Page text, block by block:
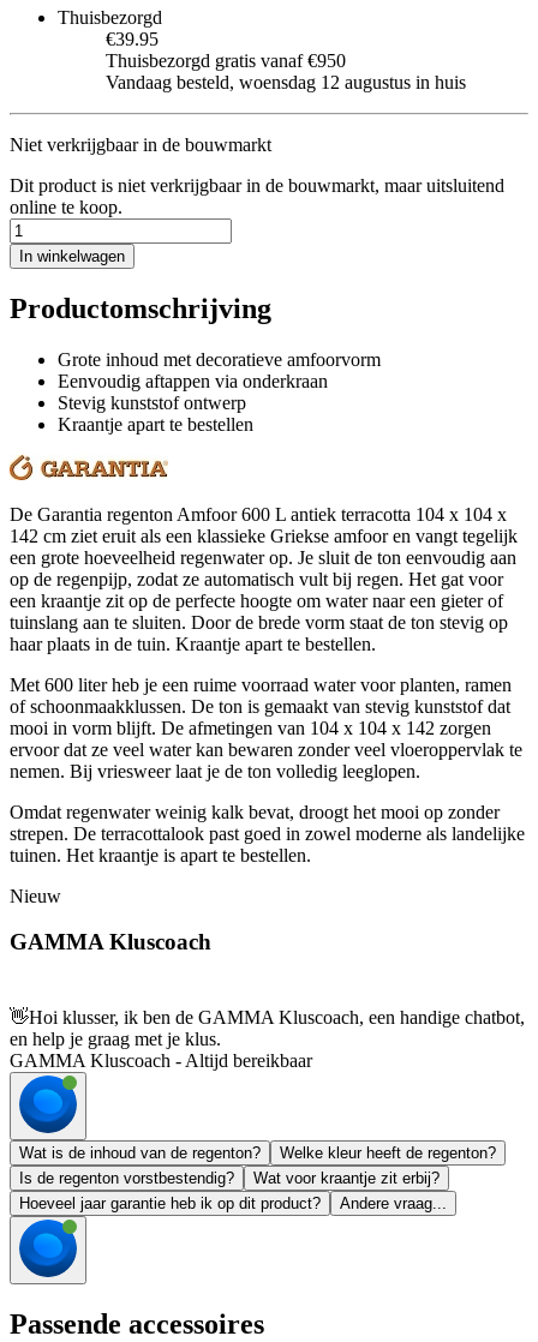
Thuisbezorgd
€39.95
Thuisbezorgd gratis vanaf €950
Vandaag besteld, woensdag 12 augustus in huis
Niet verkrijgbaar in de bouwmarkt
Dit product is niet verkrijgbaar in de bouwmarkt, maar uitsluitend
online te koop.
In winkelwagen
Productomschrijving
Grote inhoud met decoratieve amfoorvorm
Eenvoudig aftappen via onderkraan
Stevig kunststof ontwerp
Kraantje apart te bestellen
De Garantia regenton Amfoor 600 L antiek terracotta 104 x 104 x
142 cm ziet eruit als een klassieke Griekse amfoor en vangt tegelijk
een grote hoeveelheid regenwater op. Je sluit de ton eenvoudig aan
op de regenpijp, zodat ze automatisch vult bij regen. Het gat voor
een kraantje zit op de perfecte hoogte om water naar een gieter of
tuinslang aan te sluiten. Door de brede vorm staat de ton stevig op
haar plaats in de tuin. Kraantje apart te bestellen.
Met 600 liter heb je een ruime voorraad water voor planten, ramen
of schoonmaakklussen. De ton is gemaakt van stevig kunststof dat
mooi in vorm blijft. De afmetingen van 104 x 104 x 142 zorgen
ervoor dat ze veel water kan bewaren zonder veel vloeroppervlak te
nemen. Bij vriesweer laat je de ton volledig leeglopen.
Omdat regenwater weinig kalk bevat, droogt het mooi op zonder
strepen. De terracottalook past goed in zowel moderne als landelijke
tuinen. Het kraantje is apart te bestellen.
Nieuw
GAMMA Kluscoach
👋Hoi klusser, ik ben de GAMMA Kluscoach, een handige chatbot,
en help je graag met je klus.
GAMMA Kluscoach - Altijd bereikbaar
Wat is de inhoud van de regenton?
Welke kleur heeft de regenton?
Is de regenton vorstbestendig?
Wat voor kraantje zit erbij?
Hoeveel jaar garantie heb ik op dit product?
Andere vraag...
Passende accessoires